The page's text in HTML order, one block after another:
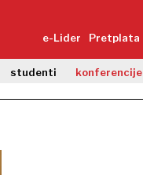
e-Lider Pretplata
studenti konferencije